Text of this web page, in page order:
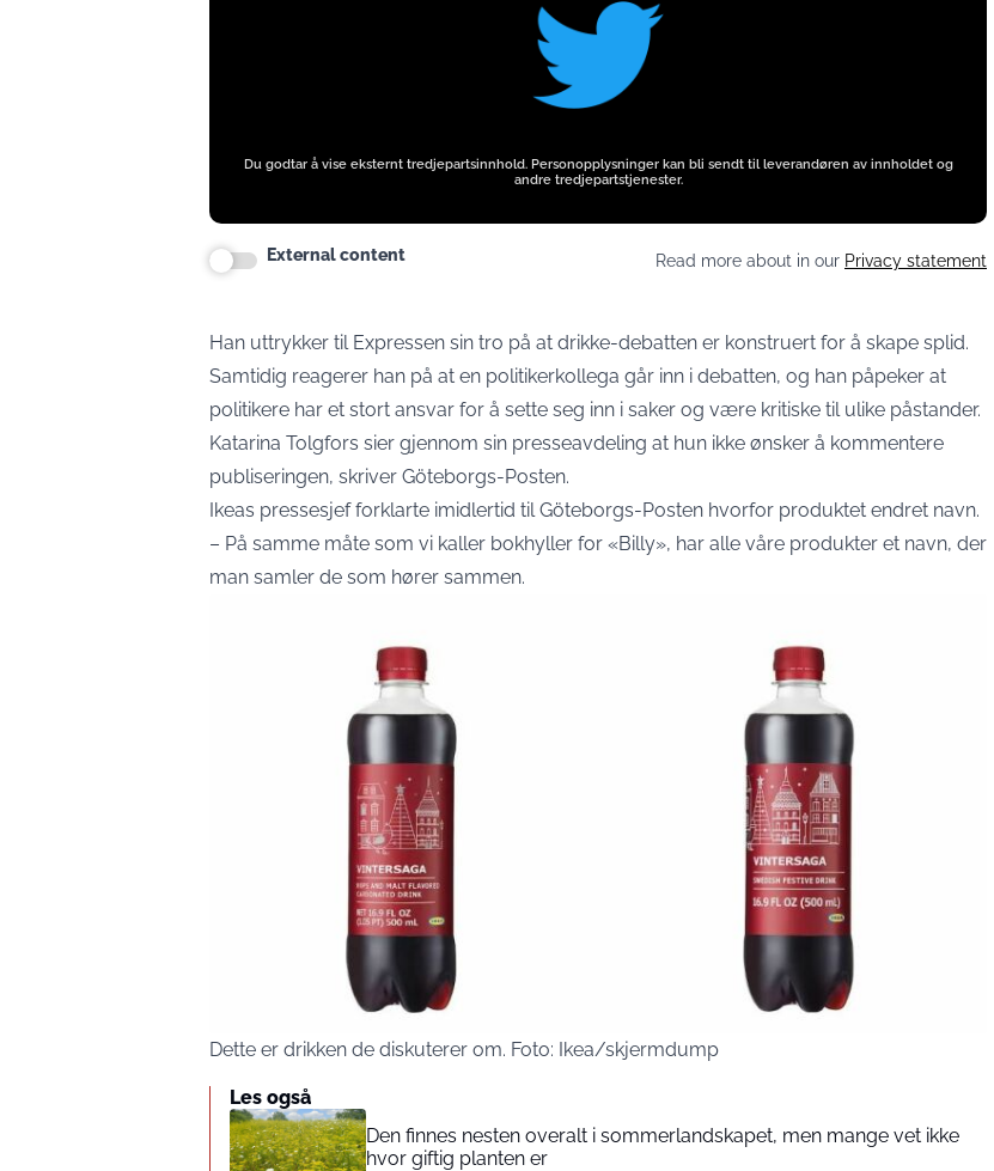
Du godtar å vise eksternt tredjepartsinnhold. Personopplysninger kan bli sendt til leverandøren av innholdet og
andre tredjepartstjenester.
External content Read more about in our Privacy statement
Han uttrykker til Expressen sin tro på at drikke-debatten er konstruert for å skape splid.
Samtidig reagerer han på at en politikerkollega går inn i debatten, og han påpeker at
politikere har et stort ansvar for å sette seg inn i saker og være kritiske til ulike påstander.
Katarina Tolgfors sier gjennom sin presseavdeling at hun ikke ønsker å kommentere
publiseringen, skriver Göteborgs-Posten.
Ikeas pressesjef forklarte imidlertid tilGöteborgs-Posten hvorfor produktet endret navn.
– På samme måte som vi kaller bokhyller for «Billy», har alle våre produkter et navn, der
man samler de som hører sammen.
Dette er drikken de diskuterer om. Foto: Ikea/skjermdump
Les også
Den finnes nesten overalt i sommerlandskapet, men mange vet ikke
hvor giftig planten er